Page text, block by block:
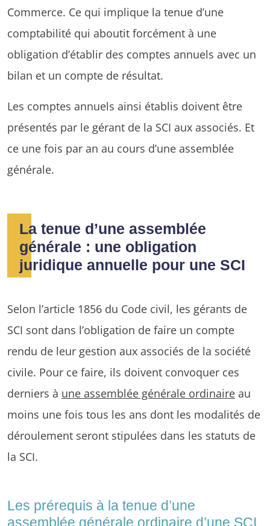
Commerce. Ce qui implique la tenue d’une
comptabilité qui aboutit forcément à une
obligation d’établir des comptes annuels avec un
bilan et un compte de résultat.
Les comptes annuels ainsi établis doivent être
présentés par le gérant de la SCI aux associés. Et
ce une fois par an au cours d’une assemblée
générale.
La tenue d’une assemblée
générale : une obligation
juridique annuelle pour une SCI
Selon l’article 1856 du Code civil, les gérants de
SCI sont dans l’obligation de faire un compte
rendu de leur gestion aux associés de la société
civile. Pour ce faire, ils doivent convoquer ces
derniers à une assemblée générale ordinaire au
moins une fois tous les ans dont les modalités de
déroulement seront stipulées dans les statuts de
la SCI.
Les prérequis à la tenue d’une
assemblée générale ordinaire d’une SCI